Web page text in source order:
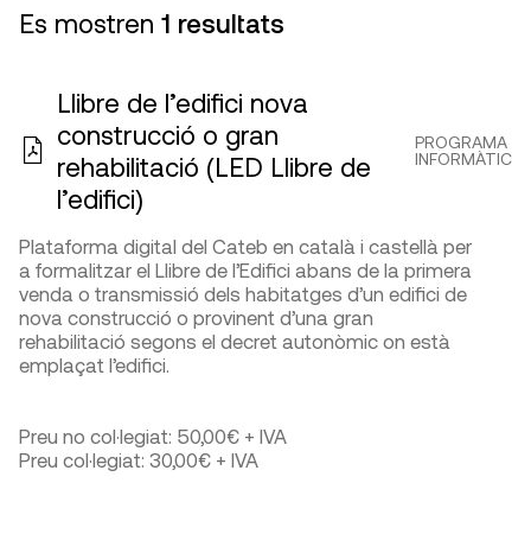
Es mostren 1 resultats
Llibre de l’edifici nova
construcció o gran
rehabilitació (LED Llibre de
l’edifici)
PROGRAMA
INFORMÀTIC
Plataforma digital del Cateb en català i castellà per
a formalitzar el Llibre de l’Edifici abans de la primera
venda o transmissió dels habitatges d’un edifici de
nova construcció o provinent d’una gran
rehabilitació segons el decret autonòmic on està
emplaçat l’edifici.
Preu no col·legiat: 50,00€ + IVA
Preu col·legiat: 30,00€ + IVA